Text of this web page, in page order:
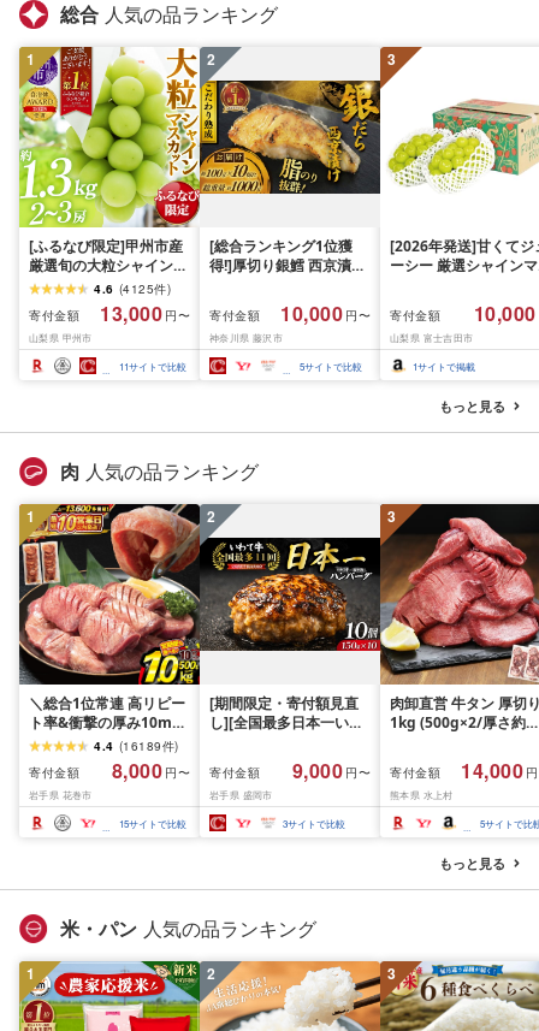
南 藤沢
総合 人気の品ランキング
1
[ふるなび限定]甲州市産
厳選旬の大粒シャインマ
スカット 約1.3kg 2〜3
房[2026年発送]
(MG)B12-472 FN-
Limited-VO シャインマ
スカット フルーツ
4.6 (4125件)
寄付金額
13,000 円〜
山梨県 甲州市
11サイトで比較
2
[総合ランキング1位獲
得!]厚切り銀鱈 西京漬け
約 1,000g (約 100g × 10
切) 西京味噌 西京みそ 味
噌漬け みそ 味噌 鮮魚 魚
介 銀だら 銀ダラ ギンダ
ラ ぎんだら 鱈 タラ 魚
漬魚 新鮮 小分け 人気返
酒のあて 家計応援
南 藤沢
寄付金額 10,000 円〜
神奈川県 藤沢市
5サイトで比較
3
[2026年発送]甘くてジ
ーシー 厳選シャインマ
月前半(1〜15日)から
月下旬までの発送) フ
ーツ ぶどう 果物 山梨
産 2026 旬 大粒 高級
寄付金額 10,000
山梨県 富士吉田市
1サイトで掲載
もっと見る
肉 人気の品ランキング
1
＼総合1位常連 高リピー
ト率&衝撃の厚み10mm
厚切り牛タン 塩味/ ≪ス
ピード発送!!10営業日以
内発送≫ 選べる内容量
500g / 1kg 定期便 毎月
届く 牛肉 肉 BBQ ふるさ
と 人気 ランキング 岩手
4.4 (16189件)
寄付金額
8,000 円〜
岩手県 花巻市
15サイトで比較
2
[期間限定・寄付額見直
し][全国最多日本一いわ
1.5kg(150g×10個) いわ
て牛 × 岩中豚 ハンバー
グ 合挽き 合い挽き 黒毛
和牛 人気 冷凍 個包装 小
分け 冷凍 牛肉 豚肉 和牛
お弁当 hannba-gu ラン
手県 盛岡市 東北 岩手 盛
寄付金額 9,000 円〜
岩手県 盛岡市
3サイトで比較
3
肉卸直営 牛タン 厚切
1kg (500g×2/厚さ約
牛肉 焼肉 冷凍 スライ
業務用 バーベキュー
BBQ おつまみ ギフト
祝い お中元 夏ギフト
寄付金額 14,000
熊本県 水上村
5サイトで比
もっと見る
米・パン 人気の品ランキング
1 2 3